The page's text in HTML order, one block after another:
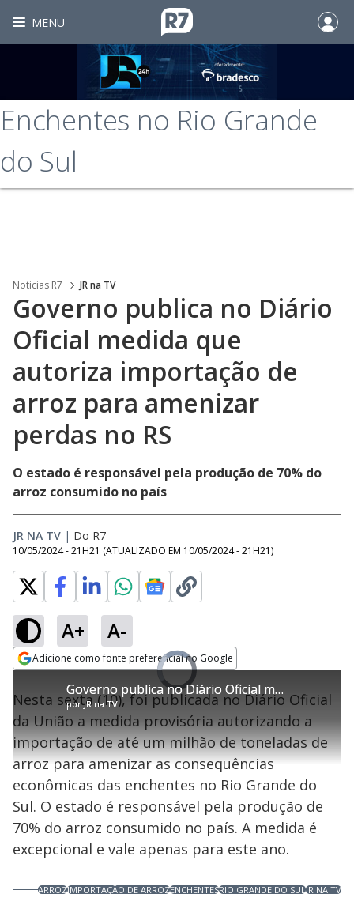
MENU
Enchentes no Rio Grande
do Sul
Noticias R7 JR na TV
Governo publica no Diário
Oficial medida que
autoriza importação de
arroz para amenizar
perdas no RS
O estado é responsável pela produção de 70% do
arroz consumido no país
JR NA TV | Do R7
10/05/2024 - 21H21 (ATUALIZADO EM 10/05/2024 - 21H21)
A+ A-
Adicione como fonte preferencial no Google
Video
Player
is
loading. Governo publica no Diário Oficial medida que autoriza importação de arroz para amenizar perdas no RS
porJR na TV
Governo publica no Diário Oficial medida que autoriza importação de arroz para amenizar perdas no RS
porJR na TV
Ativar
Loaded
0%
Nesta sexta (10), foi publicada no Diário Oficial
da União a medida provisória autorizando a
importação de até um milhão de toneladas de
arroz para amenizar as consequências
econômicas das enchentes no Rio Grande do
Sul. O estado é responsável pela produção de
70% do arroz consumido no país. A medida é
excepcional e vale apenas para este ano.
ARROZIMPORTAÇÃO DE ARROZENCHENTESRIO GRANDE DO SULJR NA TV